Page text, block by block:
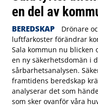
en del av
BEREDSKAP
Drönare
luftfarkoster förändrar
Sala kommun nu
en ny säkerhetsdomän i
sårbarhetsanalysen.
framtidens beredskap
analyserar det som
som sker ovanför våra